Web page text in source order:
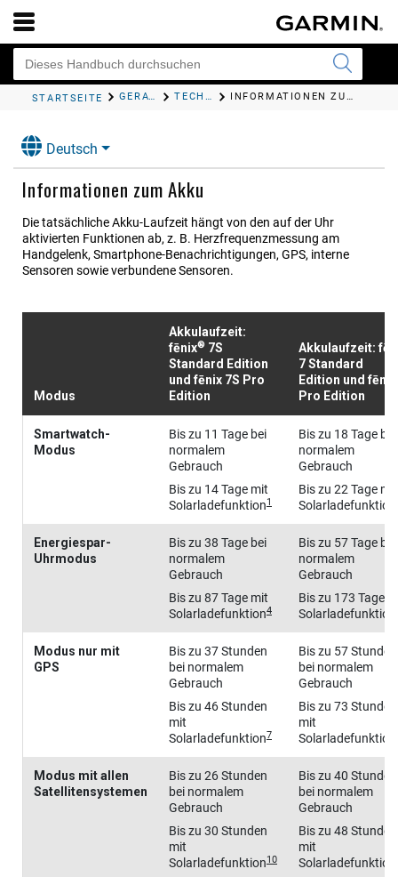
STARTSEITE GERÄTEINFORMATIONEN TECHNISCHE DATEN INFORMATIONEN ZUM AKKU
Deutsch
Informationen zum Akku
Die tatsächliche Akku-Laufzeit hängt von den auf der Uhr
aktivierten Funktionen ab, z. B. Herzfrequenzmessung am
Handgelenk, Smartphone-Benachrichtigungen, GPS, interne
Sensoren sowie verbundene Sensoren.
Modus
Akkulaufzeit:
fēnix® 7S
Standard Edition
und fēnix 7S Pro
Edition
Akkulaufzeit:
7 Standard
Edition und fēnix
Pro Edition
Smartwatch-
Modus
Bis zu 11 Tage bei
normalem
Gebrauch
Bis zu 14 Tage mit
Solarladefunktion1
Bis zu 18 Tage bei
normalem
Gebrauch
Bis zu 22 Tage mit
Solarladefunktion
Energiespar-
Uhrmodus
Bis zu 38 Tage bei
normalem
Gebrauch
Bis zu 87 Tage mit
Solarladefunktion4
Bis zu 57 Tage bei
normalem
Gebrauch
Bis zu 173 Tage
Solarladefunktion
Modus nur mit
GPS
Bis zu 37 Stunden
bei normalem
Gebrauch
Bis zu 46 Stunden
mit
Solarladefunktion7
Bis zu 57 Stunden
bei normalem
Gebrauch
Bis zu 73 Stunden
mit
Solarladefunktion
Modus mit allen
Satellitensystemen
Bis zu 26 Stunden
bei normalem
Gebrauch
Bis zu 30 Stunden
mit
Solarladefunktion10
Bis zu 40 Stunden
bei normalem
Gebrauch
Bis zu 48 Stunden
mit
Solarladefunktion